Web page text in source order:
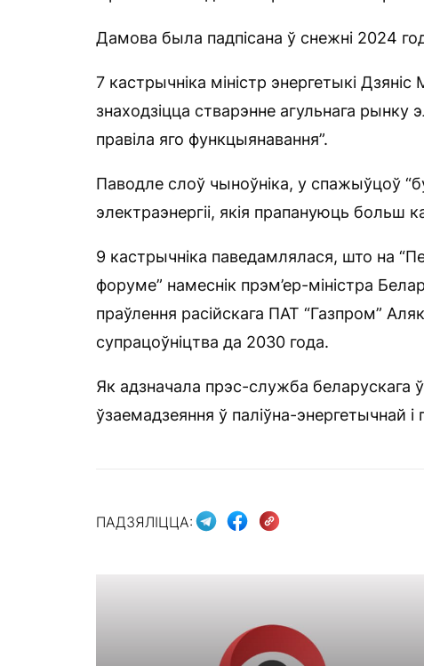
Дамова была падпісана ў снежні 2024
7 кастрычніка міністр энергетыкі
знаходзіцца стварэнне агульнага рынку
правіла яго функцыянавання”.
Паводле слоў чыноўніка, у спажыўцоў
электраэнергіі, якія прапануюць больш
9 кастрычніка паведамлялася, што на
форуме” намеснік прэм’ер-міністра
праўлення расійскага ПАТ “Газпром”
супрацоўніцтва да 2030 года.
Як адзначала прэс-служба беларускага
ўзаемадзеяння ў паліўна-энергетычнай
ПАДЗЯЛІЦЦА: